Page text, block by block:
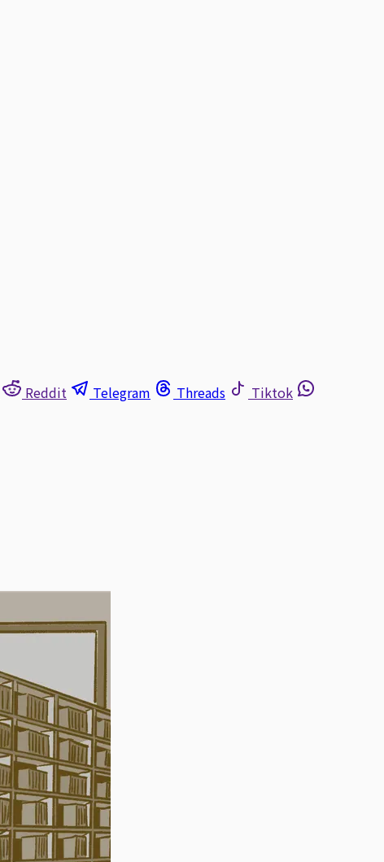
Reddit Telegram Threads
Tiktok